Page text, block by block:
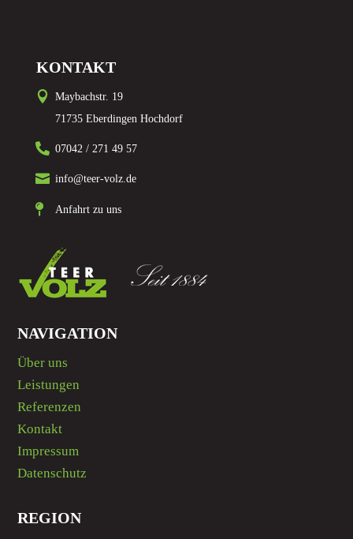
KONTAKT

Maybachstr. 19
71735 Eberdingen Hochdorf
 07042 / 271 49 57
 info@teer-volz.de
 Anfahrt zu uns
NAVIGATION
Über uns
Leistungen
Referenzen
Kontakt
Impressum
Datenschutz
REGION